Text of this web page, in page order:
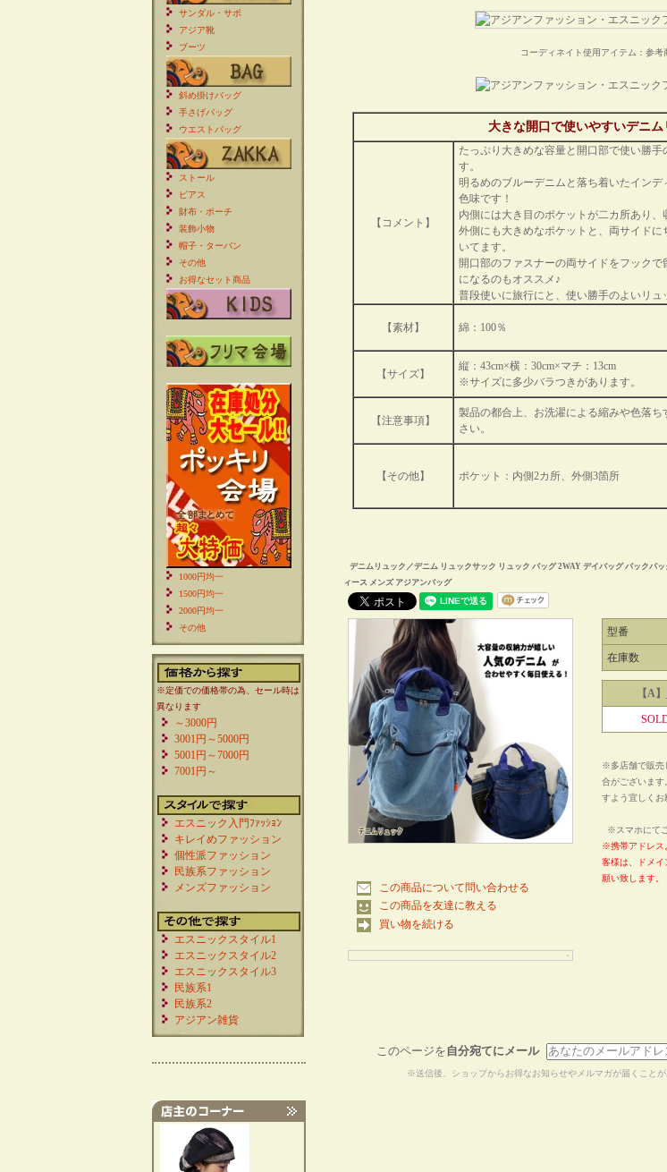
コーディネイト使用アイテム：参考
大きな開口で使いやすいデニム
【コメント】
たっぷり大きめな容量と開口部で使い勝
す。
明るめのブルーデニムと落ち着いたイン
色味です！
内側には大き目のポケットが二カ所あり、
外側にも大きめなポケットと、両サイド
いてます。
開口部のファスナーの両サイドをフック
になるのもオススメ♪
普段使いに旅行にと、使い勝手のよいリュ
【素材】 綿：100％
【サイズ】
縦：43cm×横：30cm×マチ：13cm
※サイズに多少バラつきがあります。
【注意事項】
製品の都合上、お洗濯による縮みや色落
さい。
【その他】 ポケット：内側2カ所、外側3箇所
デニムリュック／デニム リュックサック リュック バッグ 2WAY デイバッグ バックパ
ィース メンズ アジアンバッグ
この商品について問い合わせる
この商品を友達に教える
買い物を続ける
型番
在庫数
【A
※多店舗で販売
合がございます
すよう宜しくお
※スマホにて
※携帯アドレス
客様は、ドメイ
願い致します。
このページを自分宛てにメール
※送信後、ショップからお得なお知らせやメルマガが届くことが
サンダル・サボ
アジア靴
ブーツ
斜め掛けバッグ
手さげバッグ
ウエストバッグ
ストール
ピアス
財布・ポーチ
装飾小物
帽子・ターバン
その他
お得なセット商品
1000円均一
1500円均一
2000円均一
その他
※定価での価格帯の為、セール時は
異なります
～3000円
3001円～5000円
5001円～7000円
7001円～
エスニック入門ﾌｧｯｼｮﾝ
キレイめファッション
個性派ファッション
民族系ファッション
メンズファッション
エスニックスタイル1
エスニックスタイル2
エスニックスタイル3
民族系1
民族系2
アジアン雑貨